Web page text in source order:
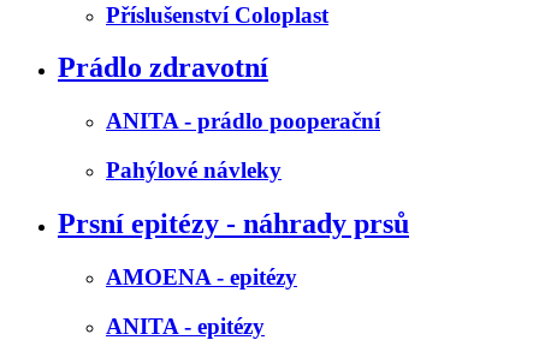
Příslušenství Coloplast
Prádlo zdravotní
ANITA - prádlo pooperační
Pahýlové návleky
Prsní epitézy - náhrady prsů
AMOENA - epitézy
ANITA - epitézy